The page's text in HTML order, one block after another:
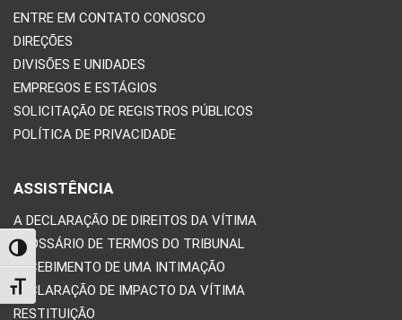
TOGGLE HIGH CONTRAST
TOGGLE FONT SIZE
ENTRE EM CONTATO CONOSCO
DIREÇÕES
DIVISÕES E UNIDADES
EMPREGOS E ESTÁGIOS
SOLICITAÇÃO DE REGISTROS PÚBLICOS
POLÍTICA DE PRIVACIDADE
ASSISTÊNCIA
A DECLARAÇÃO DE DIREITOS DA VÍTIMA
GLOSSÁRIO DE TERMOS DO TRIBUNAL
RECEBIMENTO DE UMA INTIMAÇÃO
DECLARAÇÃO DE IMPACTO DA VÍTIMA
RESTITUIÇÃO